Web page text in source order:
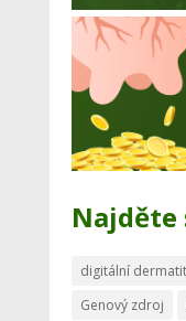
Najděte
digitální
Genový zdroj